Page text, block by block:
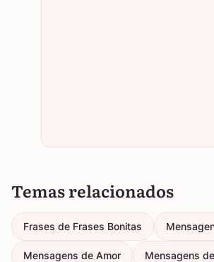
Temas relacionados
Frases de Frases Bonitas
Mensagens de Amor Mensagens